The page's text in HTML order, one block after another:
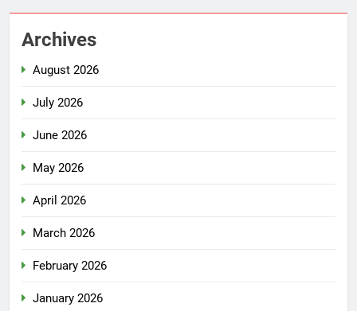
Archives
August 2026
July 2026
June 2026
May 2026
April 2026
March 2026
February 2026
January 2026